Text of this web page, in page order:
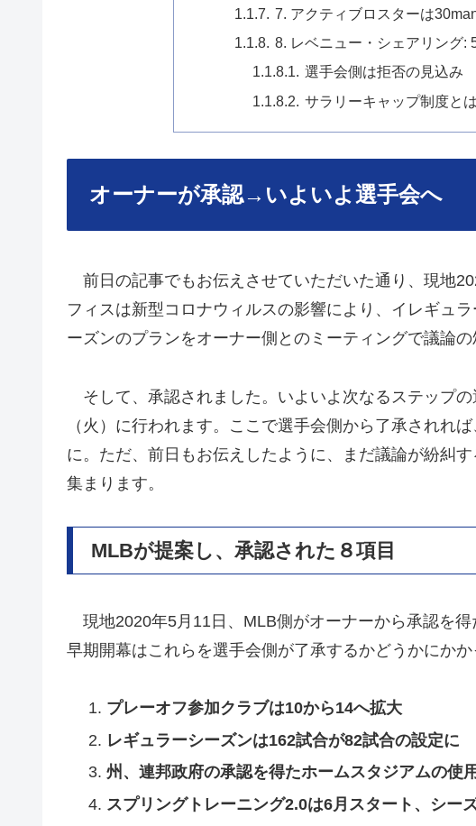
7. アクティブロスターは
8. レベニュー・シェアリング:
選手会側は拒否の見込み
サラリーキャップ制度と
オーナーが承認→いよいよ選手会へ
前日の記事でもお伝えさせていただいた通り、現地
フィスは新型コロナウィルスの影響により、イレギュ
ーズンのプランをオーナー側とのミーティングで議論の
そして、承認されました。いよいよ次なるステップ
（火）に行われます。ここで選手会側から了承されれ
に。ただ、前日もお伝えしたように、まだ議論が紛糾
集まります。
MLBが提案し、承認された８項目
現地2020年5月11日、MLB側がオーナーから承認を
早期開幕はこれらを選手会側が了承するかどうかにかか
プレーオフ参加クラブは10から14へ拡大
レギュラーシーズンは162試合が82試合の設定に
州、連邦政府の承認を得たホームスタジアムの使用
スプリングトレーニング2.0は6月スタート、シー